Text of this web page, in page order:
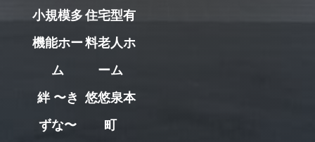
小規模多
機能ホー
ム
絆 〜き
ずな〜
住宅型有
料老人ホ
ーム
悠悠泉本
町